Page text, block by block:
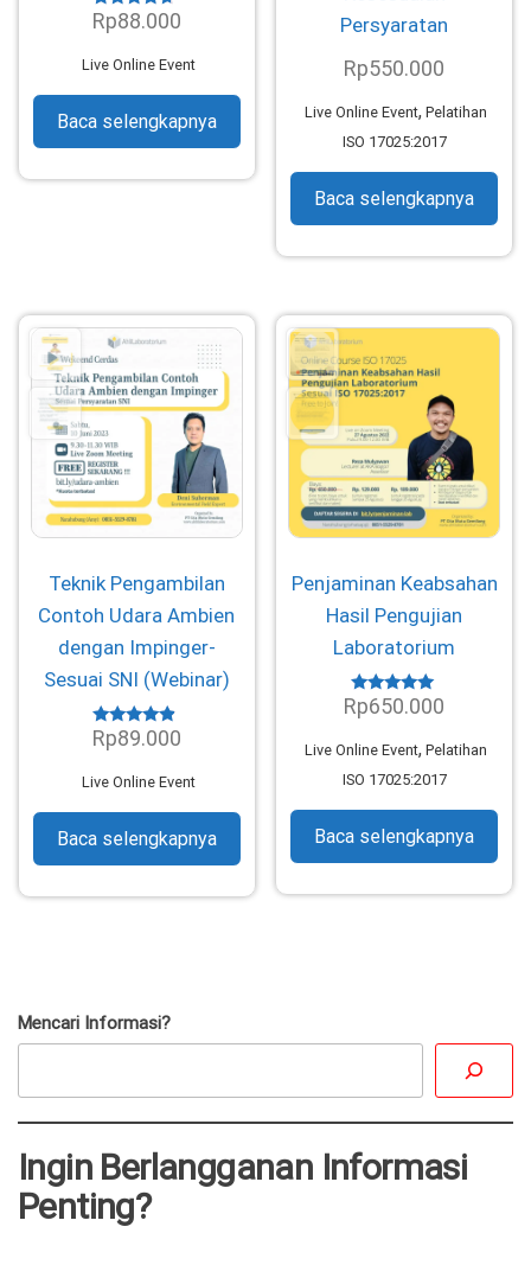
Dinilai
Rp88.000
Live Online Event
Baca selengkapnya
Persyaratan
Rp550.000
Live Online Event, Pelatihan
ISO 17025:2017
Baca selengkapnya
Teknik Pengambilan
Contoh Udara Ambien
dengan Impinger-
Sesuai SNI (Webinar)
Dinilai
Rp89.000
Live Online Event
Baca selengkapnya
Penjaminan Keabsahan
Hasil Pengujian
Laboratorium
Dinilai
Rp650.000
Live Online Event, Pelatihan
ISO 17025:2017
Baca selengkapnya
Mencari Informasi?
Ingin Berlangganan Informasi
Penting?